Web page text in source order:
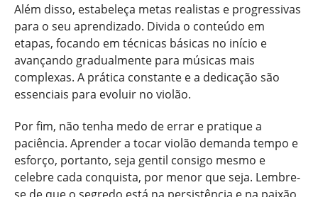
Além disso, estabeleça metas realistas e progressivas
para o seu aprendizado. Divida o conteúdo em
etapas, focando em técnicas básicas no início e
avançando gradualmente para músicas mais
complexas. A prática constante e a dedicação são
essenciais para evoluir no violão.
Por fim, não tenha medo de errar e pratique a
paciência. Aprender a tocar violão demanda tempo e
esforço, portanto, seja gentil consigo mesmo e
celebre cada conquista, por menor que seja. Lembre-
se de que o segredo está na persistência e na paixão